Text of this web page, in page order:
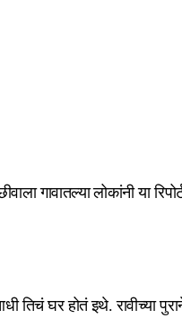
गावातल्या लोकांनी या
तिचं घर होतं इथे.